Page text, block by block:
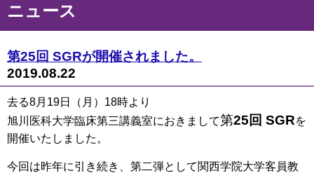
ニュース
第25回 SGRが開催されました。
2019.08.22
去る8月19日（月）18時より
旭川医科大学臨床第三講義室におきまして第25回 SGRを
開催いたしました。
今回は昨年に引き続き、第二弾として関西学院大学客員教